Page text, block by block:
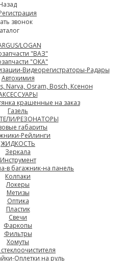
звонок
LOGAN
"ВАЗ"
"ОКА"
Видеорегистраторы-Радары
Автохимия
Osram, Bosch, Ксенон
крашенные на заказ
Газель
РЕЗОНАТОРЫ
габариты
Рейлинги
ЖИДКОСТЬ
Зеркала
Инструмент
в багажник-на панель
Колпаки
Локеры
Метизы
Оптика
Пластик
Свечи
Фаркопы
Фильтры
Хомуты
Оплетки на руль